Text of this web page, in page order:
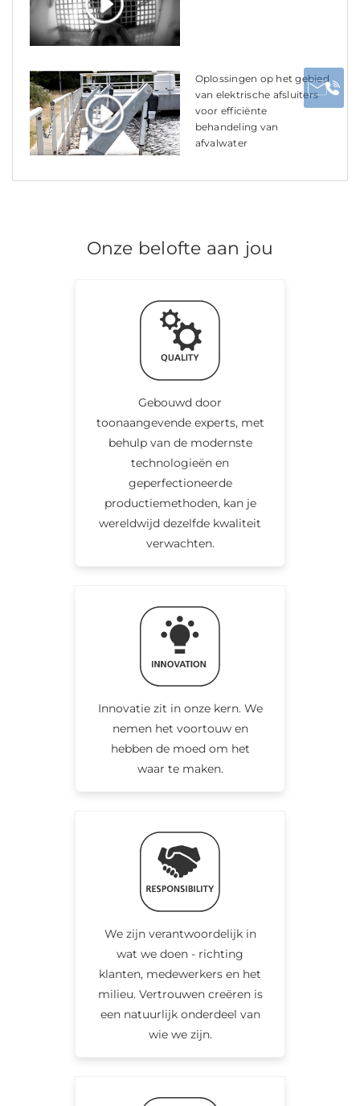
Oplossingen op het gebied
van elektrische afsluiters
voor efficiënte
behandeling van
afvalwater
Onze belofte aan jou
Gebouwd door
toonaangevende experts, met
behulp van de modernste
technologieën en
geperfectioneerde
productiemethoden, kan je
wereldwijd dezelfde kwaliteit
verwachten.
Innovatie zit in onze kern. We
nemen het voortouw en
hebben de moed om het
waar te maken.
We zijn verantwoordelijk in
wat we doen - richting
klanten, medewerkers en het
milieu. Vertrouwen creëren is
een natuurlijk onderdeel van
wie we zijn.